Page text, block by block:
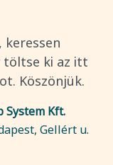
keressen
töltse ki az itt
Köszönjük.
System Kft.
Gellért u.